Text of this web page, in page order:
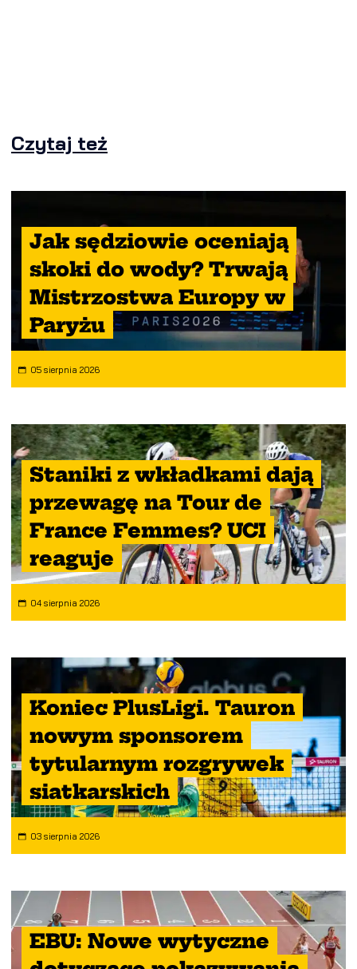
Czytaj też
Jak sędziowie oceniają
skoki do wody? Trwają
Mistrzostwa Europy w
Paryżu
05 sierpnia 2026
Staniki z wkładkami dają
przewagę na Tour de
France Femmes? UCI
reaguje
04 sierpnia 2026
Koniec PlusLigi. Tauron
nowym sponsorem
tytularnym rozgrywek
siatkarskich
03 sierpnia 2026
EBU: Nowe wytyczne